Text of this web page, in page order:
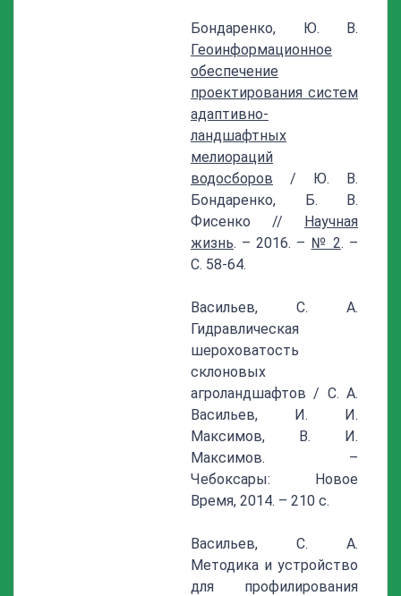
Бондаренко, Ю. В.
Геоинформационное
обеспечение
проектирования систем
адаптивно-
ландшафтных
мелиораций
водосборов / Ю. В.
Бондаренко, Б. В.
Фисенко // Научная
жизнь. – 2016. – № 2. –
С. 58-64.
Васильев, С. А.
Гидравлическая
шероховатость
склоновых
агроландшафтов / С. А.
Васильев, И. И.
Максимов, В. И.
Максимов. –
Чебоксары: Новое
Время, 2014. – 210 с.
Васильев, С. А.
Методика и устройство
для профилирования